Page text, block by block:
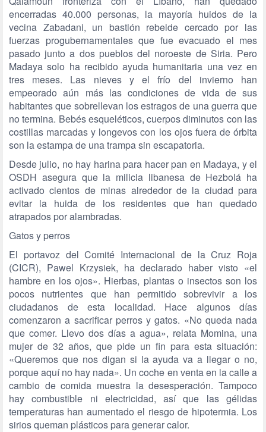
encerradas 40.000 personas, la mayoría huidos de la
vecina Zabadani, un bastión rebelde cercado por las
fuerzas progubernamentales que fue evacuado el mes
pasado junto a dos pueblos del noroeste de Siria. Pero
Madaya solo ha recibido ayuda humanitaria una vez en
tres meses. Las nieves y el frío del invierno han
empeorado aún más las condiciones de vida de sus
habitantes que sobrellevan los estragos de una guerra que
no termina. Bebés esqueléticos, cuerpos diminutos con las
costillas marcadas y longevos con los ojos fuera de órbita
son la estampa de una trampa sin escapatoria.
Desde julio, no hay harina para hacer pan en Madaya, y el
OSDH asegura que la milicia libanesa de Hezbolá ha
activado cientos de minas alrededor de la ciudad para
evitar la huida de los residentes que han quedado
atrapados por alambradas.
Gatos y perros
El portavoz del Comité Internacional de la Cruz Roja
(CICR), Pawel Krzysiek, ha declarado haber visto «el
hambre en los ojos». Hierbas, plantas o insectos son los
pocos nutrientes que han permitido sobrevivir a los
ciudadanos de esta localidad. Hace algunos días
comenzaron a sacrificar perros y gatos. «No queda nada
que comer. Llevo dos días a agua», relata Momina, una
mujer de 32 años, que pide un fin para esta situación:
«Queremos que nos digan si la ayuda va a llegar o no,
porque aquí no hay nada». Un coche en venta en la calle a
cambio de comida muestra la desesperación. Tampoco
hay combustible ni electricidad, así que las gélidas
temperaturas han aumentado el riesgo de hipotermia. Los
sirios queman plásticos para generar calor.